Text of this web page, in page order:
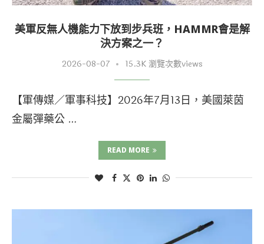
美軍反無人機能力下放到步兵班，HAMMR會是解
決方案之一？
2026-08-07 15.3K 瀏覽次數views
【軍傳媒／軍事科技】2026年7月13日，美國萊茵
金屬彈藥公 …
READ MORE